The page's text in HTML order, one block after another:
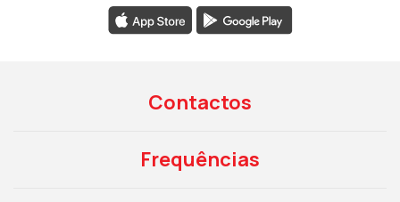
Contactos
Frequências